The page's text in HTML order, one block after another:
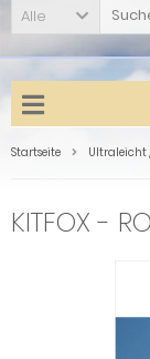
Alle
Startseite Ultraleicht
KITFOX -